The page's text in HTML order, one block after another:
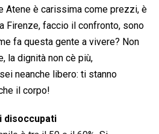
Atene è carissima come prezzi, è
Firenze, faccio il confronto, sono
fa questa gente a vivere? Non
la dignità non cè più,
neanche libero: ti stanno
il corpo!
disoccupati